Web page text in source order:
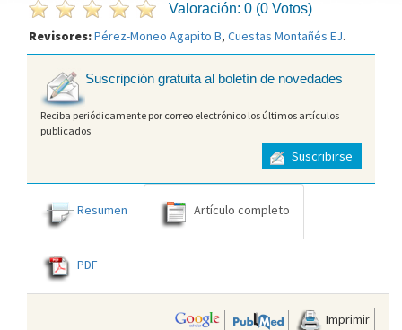
Valoración: 0 (0 Votos)
Revisores:Pérez-Moneo Agapito B, Cuestas Montañés EJ.
Suscripción gratuita al boletín de novedades
Reciba periódicamente por correo electrónico los últimos artículos
publicados
Suscribirse
Resumen Artículo completo
PDF
Imprimir